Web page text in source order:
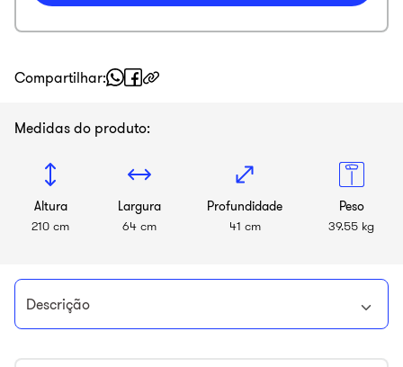
Compartilhar
Medidas do produto:
Altura
210 cm
Largura
64 cm
Profundidade
41 cm
Peso
39.55 kg
Descrição